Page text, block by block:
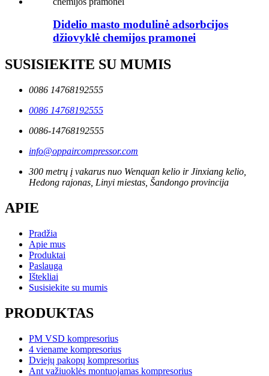
Didelio masto modulinė adsorbcijos
džiovyklė chemijos pramonei
SUSISIEKITE SU MUMIS
0086 14768192555
0086 14768192555
0086-14768192555
info@oppaircompressor.com
300 metrų į vakarus nuo Wenquan kelio ir Jinxiang kelio,
Hedong rajonas, Linyi miestas, Šandongo provincija
APIE
Pradžia
Apie mus
Produktai
Paslauga
Ištekliai
Susisiekite su mumis
PRODUKTAS
PM VSD kompresorius
4 viename kompresorius
Dviejų pakopų kompresorius
Ant važiuoklės montuojamas kompresorius